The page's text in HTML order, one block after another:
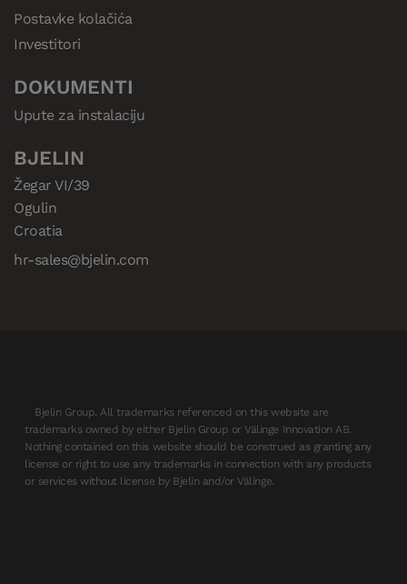
Postavke kolačića
Investitori
DOKUMENTI
Upute za instalaciju
BJELIN
Žegar VI/39
Ogulin
Croatia
hr-sales@bjelin.com
Bjelin Group. All trademarks referenced on this website are
trademarks owned by either Bjelin Group or Välinge Innovation AB.
Nothing contained on this website should be construed as granting any
license or right to use any trademarks in connection with any products
or services without license by Bjelin and/or Välinge.